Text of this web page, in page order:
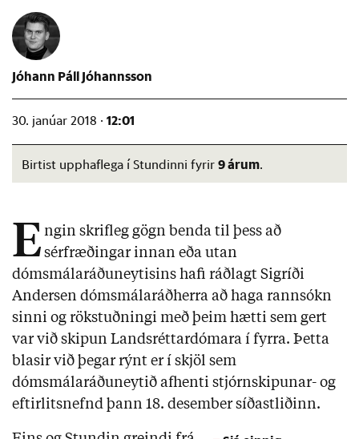
Jóhann Páll Jóhannsson
30. janúar 2018 · 12:01
Birtist upphaflega í Stundinni fyrir 9 árum.
E ngin skrifleg gögn benda til þess að
sérfræðingar innan eða utan
dómsmálaráðuneytisins hafi ráðlagt Sigríði
Andersen dómsmálaráðherra að haga rannsókn
sinni og rökstuðningi með þeim hætti sem gert
var við skipun Landsréttardómara í fyrra. Þetta
blasir við þegar rýnt er í skjöl sem
dómsmálaráðuneytið afhenti stjórnskipunar- og
eftirlitsnefnd þann 18. desember síðastliðinn.